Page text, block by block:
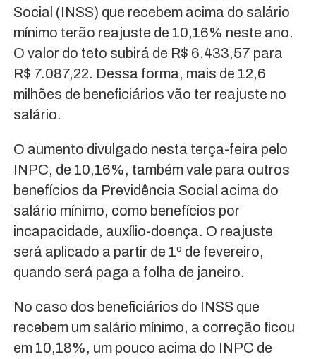
Social (INSS) que recebem acima do salário
mínimo terão reajuste de 10,16% neste ano.
O valor do teto subirá de R$ 6.433,57 para
R$ 7.087,22. Dessa forma, mais de 12,6
milhões de beneficiários vão ter reajuste no
salário.
O aumento divulgado nesta terça-feira pelo
INPC, de 10,16%, também vale para outros
benefícios da Previdência Social acima do
salário mínimo, como benefícios por
incapacidade, auxílio-doença. O reajuste
será aplicado a partir de 1º de fevereiro,
quando será paga a folha de janeiro.
No caso dos beneficiários do INSS que
recebem um salário mínimo, a correção ficou
em 10,18%, um pouco acima do INPC de